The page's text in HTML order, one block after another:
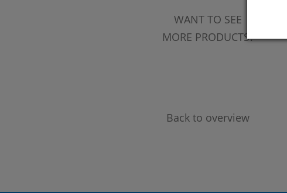
WANT TO SEE
MORE PRODUCTS?
Back to overview